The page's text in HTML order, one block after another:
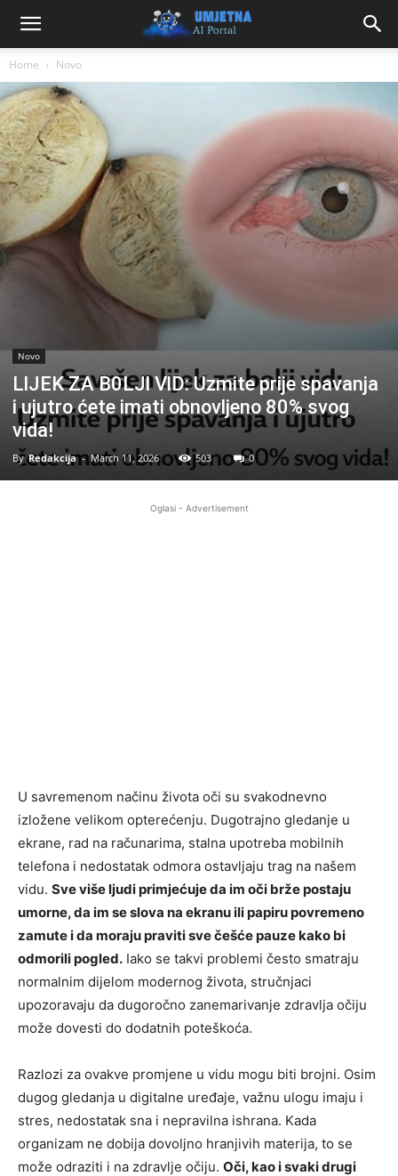
Home Novo
Novo
LlJEK ZA B0LJl VlD: Uzmite prije spavanja
i ujutro ćete imati obnovljeno 80% svog
vida!
By Redakcija - March 11, 2026 503 0
Oglasi - Advertisement
U savremenom načinu života oči su svakodnevno
izložene velikom opterećenju. Dugotrajno gledanje u
ekrane, rad na računarima, stalna upotreba mobilnih
telefona i nedostatak odmora ostavljaju trag na našem
vidu. Sve više ljudi primjećuje da im oči brže postaju
umorne, da im se slova na ekranu ili papiru povremeno
zamute i da moraju praviti sve češće pauze kako bi
odmorili pogled. Iako se takvi problemi često smatraju
normalnim dijelom modernog života, stručnjaci
upozoravaju da dugoročno zanemarivanje zdravlja očiju
može dovesti do dodatnih poteškoća.
Razlozi za ovakve promjene u vidu mogu biti brojni. Osim
dugog gledanja u digitalne uređaje, važnu ulogu imaju i
stres, nedostatak sna i nepravilna ishrana. Kada
organizam ne dobija dovoljno hranjivih materija, to se
može odraziti i na zdravlje očiju. Oči, kao i svaki drugi